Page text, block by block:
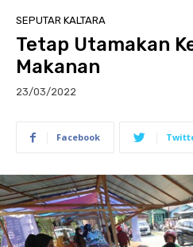
SEPUTAR KALTARA
Tetap Utamakan
Makanan
23/03/2022
Facebook